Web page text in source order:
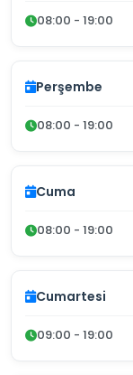
08:00 - 19:00
Perşembe
08:00 - 19:00
Cuma
08:00 - 19:00
Cumartesi
09:00 - 19:00